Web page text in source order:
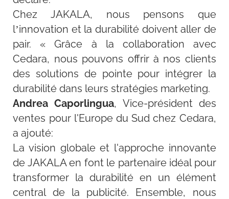
Chez JAKALA, nous pensons que
l’innovation et la durabilité doivent aller de
pair. « Grâce à la collaboration avec
Cedara, nous pouvons offrir à nos clients
des solutions de pointe pour intégrer la
durabilité dans leurs stratégies marketing.
Andrea Caporlingua, Vice-président des
ventes pour l'Europe du Sud chez Cedara,
a ajouté:
La vision globale et l'approche innovante
de JAKALA en font le partenaire idéal pour
transformer la durabilité en un élément
central de la publicité. Ensemble, nous